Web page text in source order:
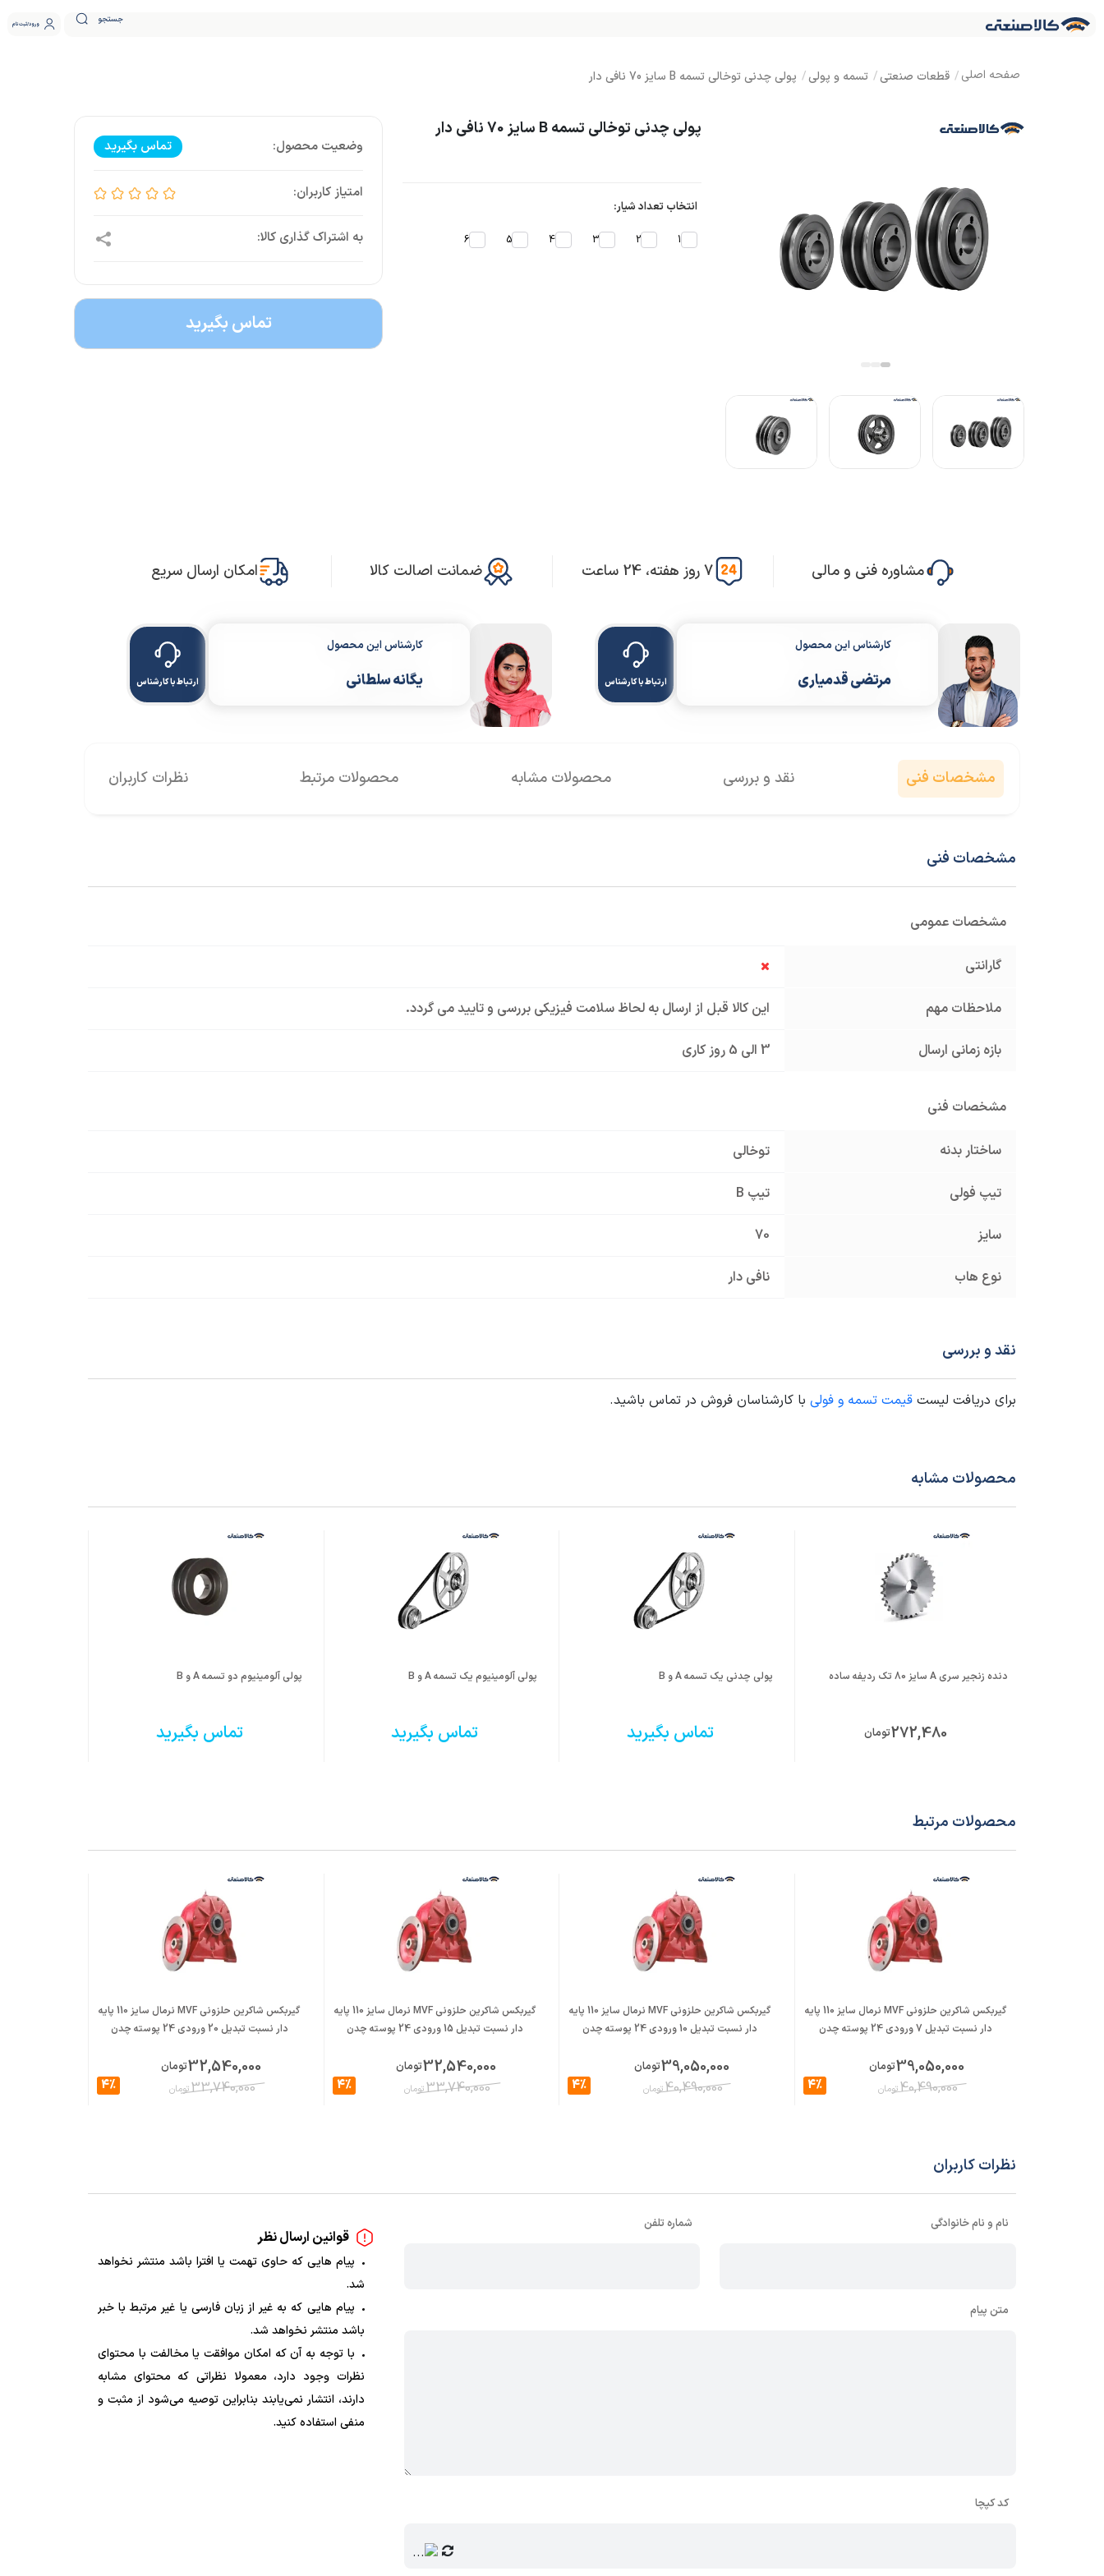
جستجو ورود ثبت نام
قطعات صنعتی تسمه و پولی پولی چدنی توخالی تسمه B سایز 70 نافی دار
پولی چدنی توخالی تسمه B سایز 70 نافی دار
انتخاب تعداد شیار:
1
2
3
4
5
6
تماس بگیرید
تماس بگیرید
مشاوره فنی و مالی 7 روز هفته، 24 ساعت ضمانت اصالت کالا امکان ارسال سریع
کارشناس این محصول
مرتضی قدمیاری ارتباط با کارشناس
کارشناس این محصول
یگانه سلطانی ارتباط با کارشناس
مشخصات فنی نقد و بررسی محصولات مشابه محصولات مرتبط نظرات کاربران
مشخصات فنی
مشخصات عمومی
گارانتی
ملاحظات مهم این کالا قبل از ارسال به لحاظ سلامت فیزیکی بررسی و تایید می گردد.
بازه زمانی ارسال 3 الی 5 روز کاری
مشخصات فنی
ساختار بدنه توخالی
تیپ فولی تیپ B
سایز 70
نوع هاب نافی دار
نقد و بررسی
برای دریافت لیست قیمت تسمه و فولی با کارشناسان فروش در تماس باشید.
محصولات مشابه
دنده زنجیر سری A سایز 80 تک ردیفه ساده
272,480تومان
پولی چدنی یک تسمه A و B
تماس بگیرید
پولی آلومینیوم یک تسمه A و B
تماس بگیرید
پولی آلومینیوم دو تسمه A و B
تماس بگیرید
محصولات مرتبط
گیربکس شاکرین حلزونی MVF نرمال سایز 110 پایه
دار نسبت تبدیل 7 ورودی 24 پوسته چدن
39,050,000تومان
40,490,000تومان 4%
گیربکس شاکرین حلزونی MVF نرمال سایز 110 پایه
دار نسبت تبدیل 10 ورودی 24 پوسته چدن
39,050,000تومان
40,490,000تومان 4%
گیربکس شاکرین حلزونی MVF نرمال سایز 110 پایه
دار نسبت تبدیل 15 ورودی 24 پوسته چدن
32,540,000تومان
33,740,000تومان 4%
گیربکس شاکرین حلزونی MVF نرمال سایز 110 پایه
دار نسبت تبدیل 20 ورودی 24 پوسته چدن
32,540,000تومان
33,740,000تومان 4%
نظرات کاربران
قوانین ارسال نظر
پیام هایی که حاوی تهمت یا افترا باشد منتشر نخواهد
شد.
پیام هایی که به غیر از زبان فارسی یا غیر مرتبط با خبر
باشد منتشر نخواهد شد.
با توجه به آن که امکان موافقت یا مخالفت با محتوای
نظرات وجود دارد، معمولا نظراتی که محتوای مشابه
دارند، انتشار نمی‌یابند بنابراین توصیه می‌شود از مثبت و
منفی استفاده کنید.
نام و نام خانوادگی شماره تلفن
متن پیام
کد کپچا